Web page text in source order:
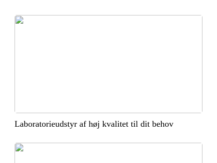
Laboratorieudstyr af høj kvalitet til dit behov